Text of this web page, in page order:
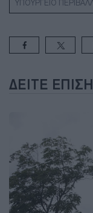
ΥΠΟΥΡΓΕΙΟ
ΔΕΊΤΕ